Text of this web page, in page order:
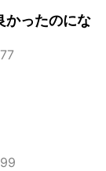
かったのにな